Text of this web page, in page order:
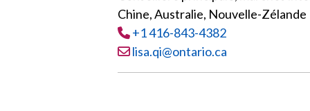
Chine, Australie, Nouvelle-Zélande
Tél:
+1 416-843-4382
Courriel :
lisa.qi@ontario.ca